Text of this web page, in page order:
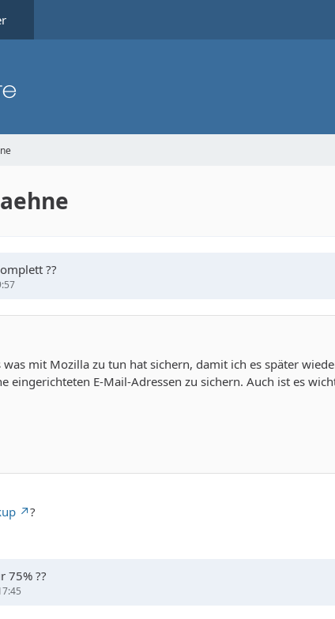
??
mit Mozilla zu tun hat sichern, damit ich es später
eingerichteten E-Mail-Adressen zu sichern. Auch ist es
?
75% ??